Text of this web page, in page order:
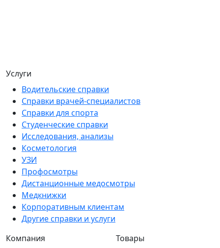
Услуги
Водительские справки
Справки врачей-специалистов
Справки для спорта
Студенческие справки
Исследования, анализы
Косметология
УЗИ
Профосмотры
Дистанционные медосмотры
Медкнижки
Корпоративным клиентам
Другие справки и услуги
Компания
Товары